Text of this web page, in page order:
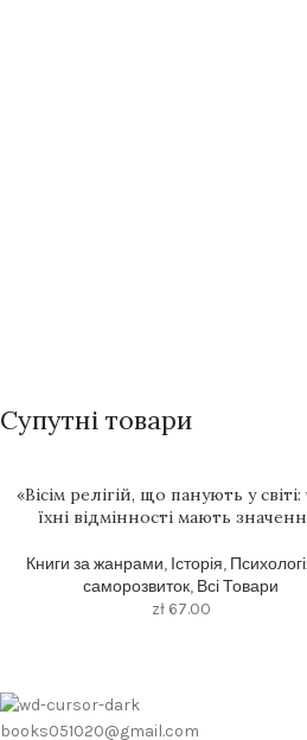
Супутні товари
«Вісім релігій, що панують у
їхні відмінності мають
Книги за жанрами, Історія,
саморозвиток, Всі Товари
zł67.00
books051020@gmail.com